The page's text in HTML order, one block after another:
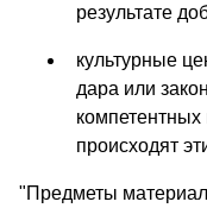
результате
культурные
дара или
компетентных
происходят
"Предметы